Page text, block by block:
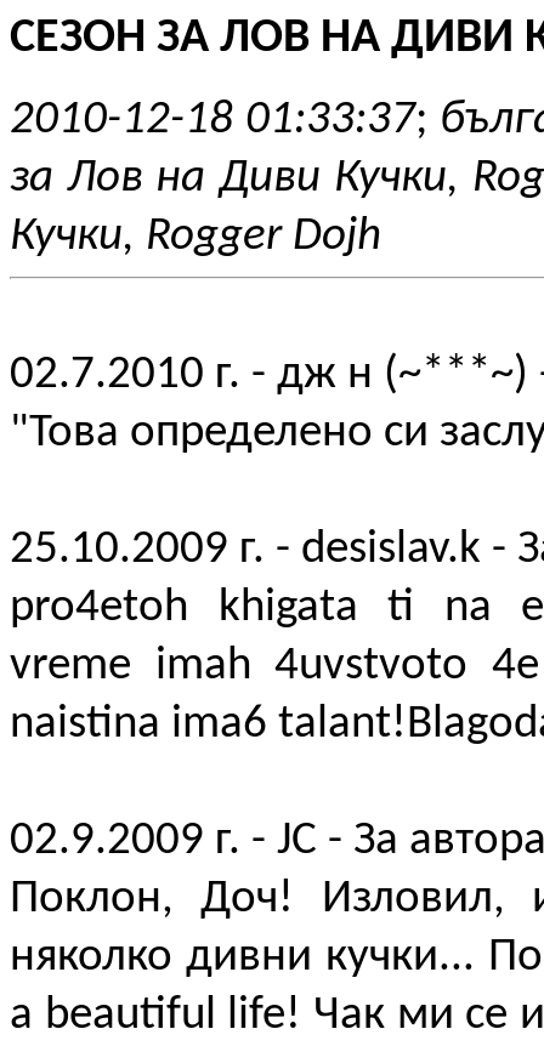
СЕЗОН ЗА ЛОВ НА ДИВИ
2010-12-18 01:33:37;
за Лов на Диви Кучки,
Кучки, Rogger Dojh
02.7.2010 г. - дж н (~***~)
"Това определено си
25.10.2009 г. - desislav.k -
pro4etoh khigata ti na
vreme imah 4uvstvoto
naistina ima6
02.9.2009 г. - JC - За
Поклон, Доч! Изловил,
няколко дивни кучки...
a beautiful life! Чак ми се